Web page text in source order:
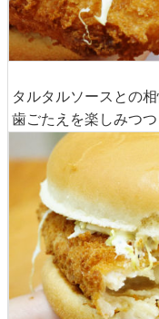
タルタルソースとの
歯ごたえを楽しみつ